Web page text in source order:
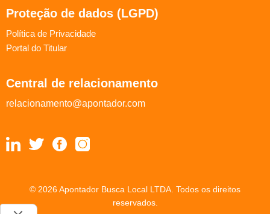
Proteção de dados (LGPD)
Política de Privacidade
Portal do Titular
Central de relacionamento
relacionamento@apontador.com
© 2026 Apontador Busca Local LTDA. Todos os direitos
reservados.